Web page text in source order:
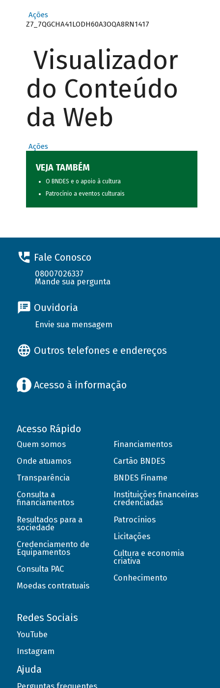
Ações
Z7_7QGCHA41LODH60A3OQA8RN1417
Visualizador
do Conteúdo
da Web
Ações
VEJA TAMBÉM
O BNDES e o apoio à cultura
Patrocínio a eventos culturais
Fale Conosco
08007026337
Mande sua pergunta
Ouvidoria
Envie sua mensagem
Outros telefones e endereços
Acesso à informação
Acesso Rápido
Quem somos
Onde atuamos
Transparência
Consulta a
financiamentos
Resultados para a
sociedade
Credenciamento de
Equipamentos
Consulta PAC
Moedas contratuais
Financiamentos
Cartão BNDES
BNDES Finame
Instituições financeiras
credenciadas
Patrocínios
Licitações
Cultura e economia
criativa
Conhecimento
Redes Sociais
YouTube
Instagram
Ajuda
Perguntas frequentes